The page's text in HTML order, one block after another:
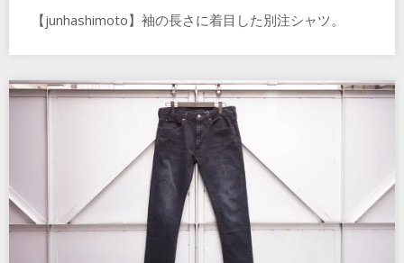
【junhashimoto】袖の長さに着目した別注シャツ。